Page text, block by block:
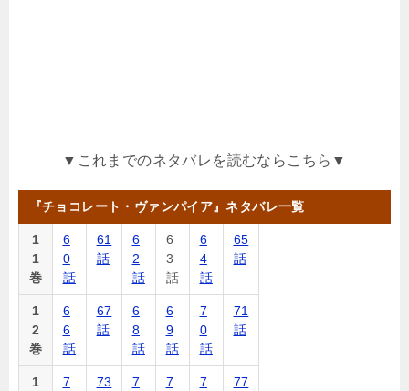
▼これまでのネタバレを読むならこちら▼
『チョコレート・ヴァンパイア』ネタバレ一覧
1
1
巻
6
0
話
61
話
6
2
話
6
3
話
6
4
話
65
話
1
2
巻
6
6
話
67
話
6
8
話
6
9
話
7
0
話
71
話
1
7
73
7
7
7
77